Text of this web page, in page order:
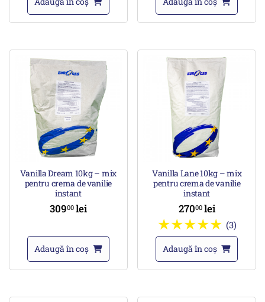
Vanilla Dream 10kg – mix
pentru crema de vanilie
instant
30900 lei
Adaugă în coș
Vanilla Lane 10kg – mix
pentru crema de vanilie
instant
27000 lei
(3)
Adaugă în coș